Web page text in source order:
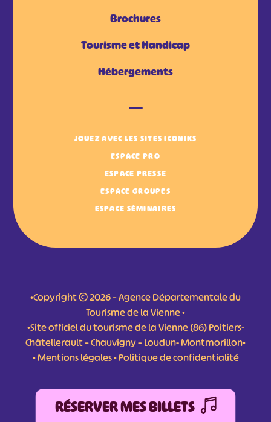
Brochures
Tourisme et Handicap
Hébergements
JOUEZ AVEC LES SITES ICONIKS
ESPACE PRO
ESPACE PRESSE
ESPACE GROUPES
ESPACE SÉMINAIRES
•Copyright © 2026 – Agence Départementale du
Tourisme de la Vienne •
•Site officiel du tourisme de la Vienne (86) Poitiers-
Châtellerault – Chauvigny – Loudun- Montmorillon•
•Mentions légales•Politique de confidentialité
RÉSERVER MES BILLETS